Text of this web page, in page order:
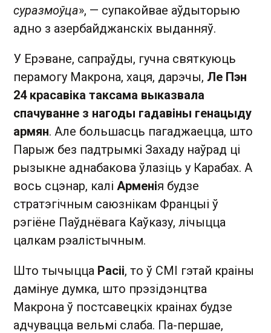
суразмоўца», — супакойвае аўдыторыю
адно з азербайджанскіх выданняў.
У Ерэване, сапраўды, гучна святкуюць
перамогу Макрона, хаця, дарэчы, Ле Пэн
24 красавіка таксама выказвала
спачуванне з нагоды гадавіны генацыду
армян. Але большасць пагаджаецца, што
Парыж без падтрымкі Захаду наўрад ці
рызыкне аднабакова ўлазіць у Карабах. А
вось сцэнар, калі Арменія будзе
стратэгічным саюзнікам Францыі ў
рэгіёне Паўднёвага Каўказу, лічыцца
цалкам рэалістычным.
Што тычыцца Расіі, то ў СМІ гэтай краіны
дамінуе думка, што прэзідэнцтва
Макрона ў постсавецкіх краінах будзе
адчувацца вельмі слаба. Па-першае,